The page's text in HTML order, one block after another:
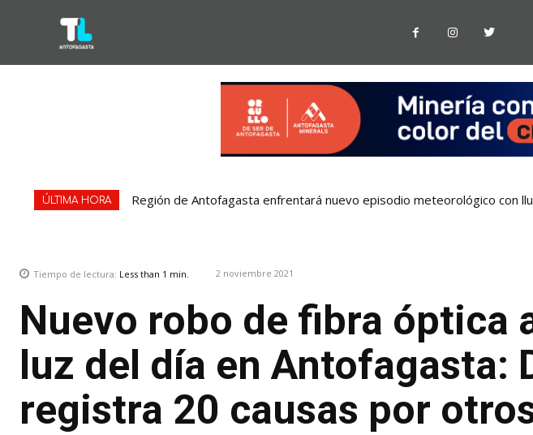
ÚLTIMA HORA Región de Antofagasta enfrentará nuevo episodio meteorológico con
Tiempo de lectura: Less than 1 min. 2 noviembre 2021
Nuevo robo de fibra óptica
luz del día en Antofagasta:
registra 20 causas por